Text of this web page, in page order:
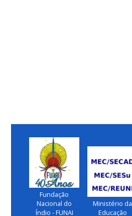
Fundação
Nacional do
Índio - FUNAI
Ministério da
Educação